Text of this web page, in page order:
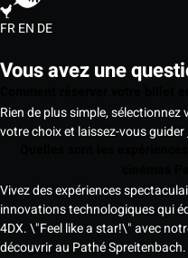
FREN DE
Vous avez une
Rien de plus simple,
votre choix et laissez-vous guider
Vivez des expériences
innovations technologiques qui
4DX. \"Feel like a star!\" avec
découvrir au Pathé Spreitenbach.